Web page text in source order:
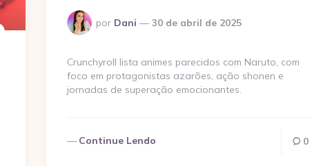
Postado
por
por Dani 30 de abril de 2025
Crunchyroll lista animes parecidos com Naruto, com
foco em protagonistas azarões, ação shonen e
jornadas de superação emocionantes.
Continue Lendo 0